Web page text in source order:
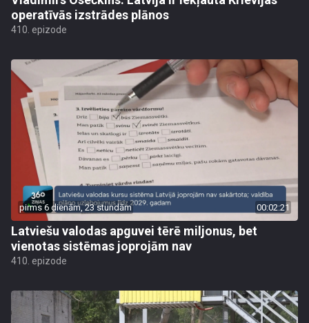
operatīvās izstrādes plānos
410. epizode
pirms 6 dienām, 23 stundām 00:02:21
Latviešu valodas apguvei tērē miljonus, bet
vienotas sistēmas joprojām nav
410. epizode